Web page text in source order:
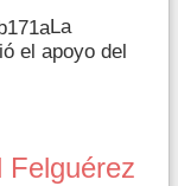
La
el apoyo del
Felguérez